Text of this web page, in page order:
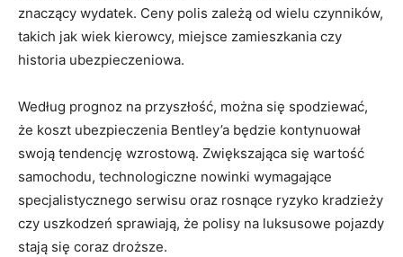
znaczący wydatek. ⁤Ceny polis zależą od ‌wielu czynników,
takich jak wiek ⁢kierowcy, ⁣miejsce zamieszkania czy
historia ubezpieczeniowa.
Według prognoz na ​przyszłość, można ⁢się⁤ spodziewać,
że koszt ubezpieczenia Bentley’a będzie⁣ kontynuował
swoją‌ tendencję wzrostową. ‍Zwiększająca‍ się wartość
samochodu, technologiczne nowinki wymagające
specjalistycznego⁢ serwisu oraz rosnące ryzyko kradzieży​
czy uszkodzeń sprawiają, że polisy na ⁣luksusowe pojazdy
stają się coraz droższe.